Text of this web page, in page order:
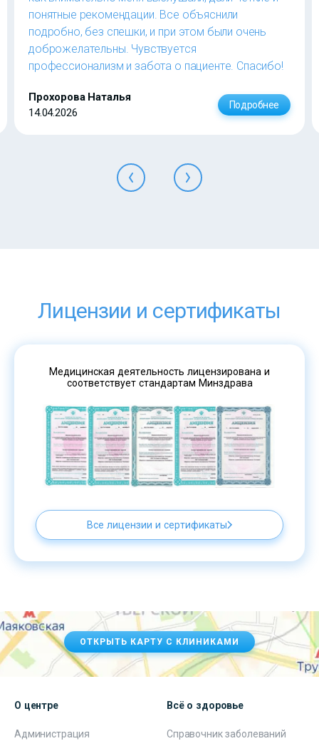
понятные рекомендации. Все объяснили
подробно, без спешки, и при этом были очень
доброжелательны. Чувствуется
профессионализм и забота о пациенте. Спасибо!
Прохорова Наталья
14.04.2026
Подробнее
Лицензии и сертификаты
Медицинская деятельность лицензирована и
соответствует стандартам Минздрава
Все лицензии и сертификаты
ОТКРЫТЬ КАРТУ С КЛИНИКАМИ
О центре
Администрация
Всё о здоровье
Справочник заболеваний